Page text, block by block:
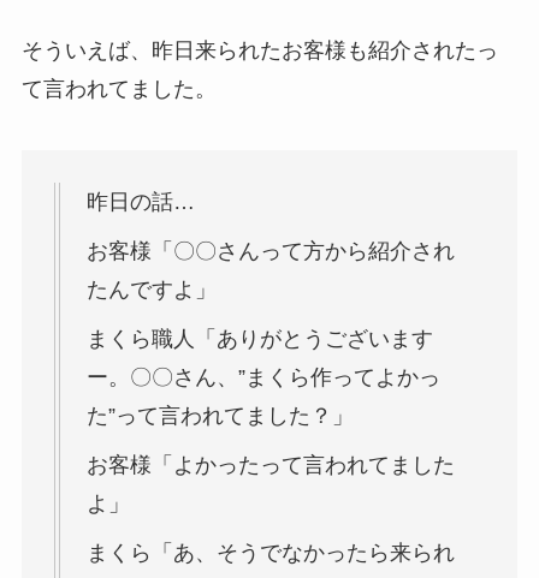
そういえば、昨日来られたお客様も紹介されたっ
て言われてました。
昨日の話…
お客様「〇〇さんって方から紹介され
たんですよ」
まくら職人「ありがとうございます
ー。〇〇さん、”まくら作ってよかっ
た”って言われてました？」
お客様「よかったって言われてました
よ」
まくら「あ、そうでなかったら来られ